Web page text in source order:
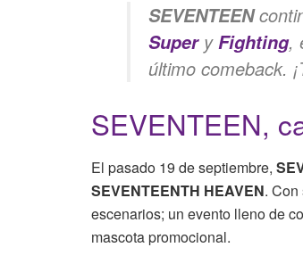
SEVENTEEN
SuperyFighting,
último comeback.
SEVENTEEN,
El pasado 19 de septiembre,
SEVENTEENTH HEAVEN.
escenarios; un evento lleno de
mascota promocional.